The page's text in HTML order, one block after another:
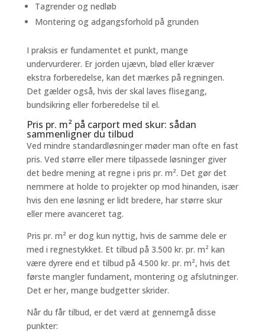
Tagrender og nedløb
Montering og adgangsforhold på grunden
I praksis er fundamentet et punkt, mange
undervurderer. Er jorden ujævn, blød eller kræver
ekstra forberedelse, kan det mærkes på regningen.
Det gælder også, hvis der skal laves flisegang,
bundsikring eller forberedelse til el.
Pris pr. m² på carport med skur: sådan
sammenligner du tilbud
Ved mindre standardløsninger møder man ofte en fast
pris. Ved større eller mere tilpassede løsninger giver
det bedre mening at regne i pris pr. m². Det gør det
nemmere at holde to projekter op mod hinanden, især
hvis den ene løsning er lidt bredere, har større skur
eller mere avanceret tag.
Pris pr. m² er dog kun nyttig, hvis de samme dele er
med i regnestykket. Et tilbud på 3.500 kr. pr. m² kan
være dyrere end et tilbud på 4.500 kr. pr. m², hvis det
første mangler fundament, montering og afslutninger.
Det er her, mange budgetter skrider.
Når du får tilbud, er det værd at gennemgå disse
punkter: